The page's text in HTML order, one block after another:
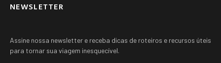
NEWSLETTER
Assine nossa newsletter e receba dicas de roteiros e recursos úteis
para tornar sua viagem inesquecível.